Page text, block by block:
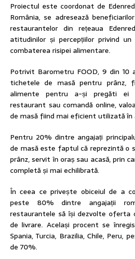
Proiectul este coordonat de
România, se adresează
restaurantelor din rețeaua
atitudinilor și percepțiilor privind
combaterea risipei alimentare.
Potrivit Barometru FOOD, 9 din 10
tichetele de masă pentru prânz,
alimente pentru a-și pregăti ei
restaurant sau comandă online,
de masă fiind mai eficient utilizată în
Pentru 20% dintre angajați
de masă este faptul că reprezintă o
prânz, servit în oraș sau acasă, prin
completă și mai echilibrată.
În ceea ce privește obiceiul de a
peste 80% dintre angajații
restaurantele să își dezvolte oferta
de livrare. Același procent se
Spania, Turcia, Brazilia, Chile, Peru,
de 70%.